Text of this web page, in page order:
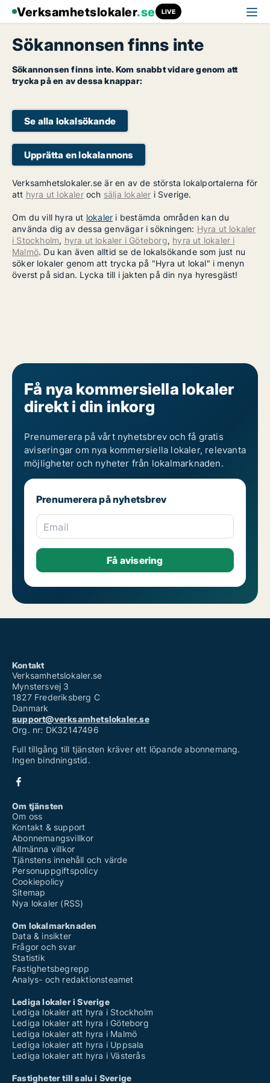
Verksamhetslokaler.se LIVE
Sökannonsen finns inte
Sökannonsen finns inte. Kom snabbt vidare genom att
trycka på en av dessa knappar:
Se alla lokalsökande
Upprätta en lokalannons
Verksamhetslokaler.se är en av de största lokalportalerna för
att hyra ut lokaleroch sälja lokaler i Sverige.
Om du vill hyra ut lokaler i bestämda områden kan du
använda dig av dessa genvägar i sökningen: Hyra ut lokaler
i Stockholm, hyra ut lokaler i Göteborg, hyra ut lokaler i
Malmö. Du kan även alltid se de lokalsökande som just nu
söker lokaler genom att trycka på "Hyra ut lokal" i menyn
överst på sidan. Lycka till i jakten på din nya hyresgäst!
Få nya kommersiella lokaler
direkt i din inkorg
Prenumerera på vårt nyhetsbrev och få gratis
aviseringar om nya kommersiella lokaler, relevanta
möjligheter och nyheter från lokalmarknaden.
Prenumerera på nyhetsbrev
Email
Kontakt
Verksamhetslokaler.se
Mynstersvej 3
1827 Frederiksberg C
Danmark
support@verksamhetslokaler.se
Org. nr: DK32147496
Full tillgång till tjänsten kräver ett löpande abonnemang.
Ingen bindningstid.
Om tjänsten
Om oss
Kontakt & support
Abonnemangsvillkor
Allmänna villkor
Tjänstens innehåll och värde
Personuppgiftspolicy
Cookiepolicy
Sitemap
Nya lokaler (RSS)
Om lokalmarknaden
Data & insikter
Frågor och svar
Statistik
Fastighetsbegrepp
Analys- och redaktionsteamet
Lediga lokaler i Sverige
Lediga lokaler att hyra i Stockholm
Lediga lokaler att hyra i Göteborg
Lediga lokaler att hyra i Malmö
Lediga lokaler att hyra i Uppsala
Lediga lokaler att hyra i Västerås
Fastigheter till salu i Sverige